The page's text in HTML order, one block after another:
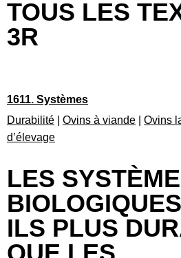
TOUS LES
3R
1611. Systèmes
Durabilité
Ovins à viande Ovins
d’élevage
LES
ILS PLUS